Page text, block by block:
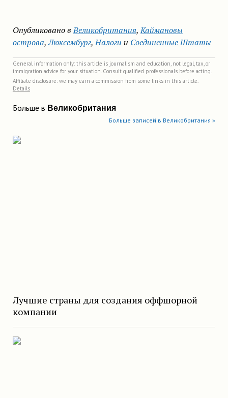
Опубликовано в Великобритания,Каймановы
острова,Люксембург,Налоги и Соединенные Штаты
General information only: this article is journalism and education, not legal, tax, or
immigration advice for your situation. Consult qualified professionals before acting.
Affiliate disclosure: we may earn a commission from some links in this article.
Details
Больше в Великобритания
Больше записей в Великобритания »
Лучшие страны для создания оффшорной
компании